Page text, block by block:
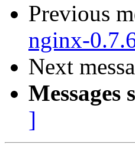
Previous
nginx-
Next
Messages
]